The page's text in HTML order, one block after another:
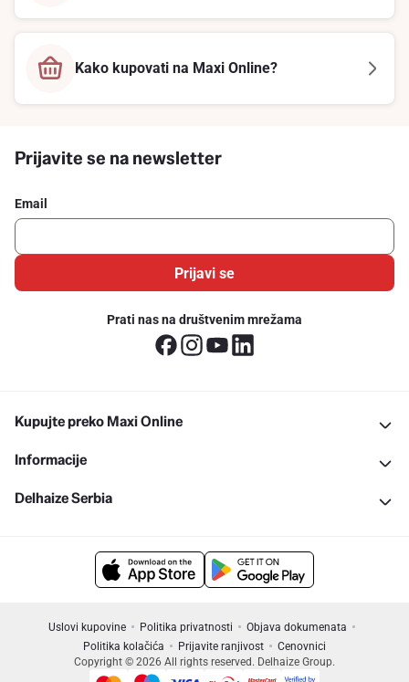
Kako kupovati na Maxi Online?
Prijavite se na newsletter
Email
Prijavi se
Prati nas na društvenim mrežama
Kupujte preko Maxi Online
Informacije
Delhaize Serbia
Uslovi kupovine Politika privatnosti
Objava dokumenata
Politika kolačića
Prijavite ranjivost
Cenovnici
Copyright © 2026 All rights reserved. Delhaize Group.